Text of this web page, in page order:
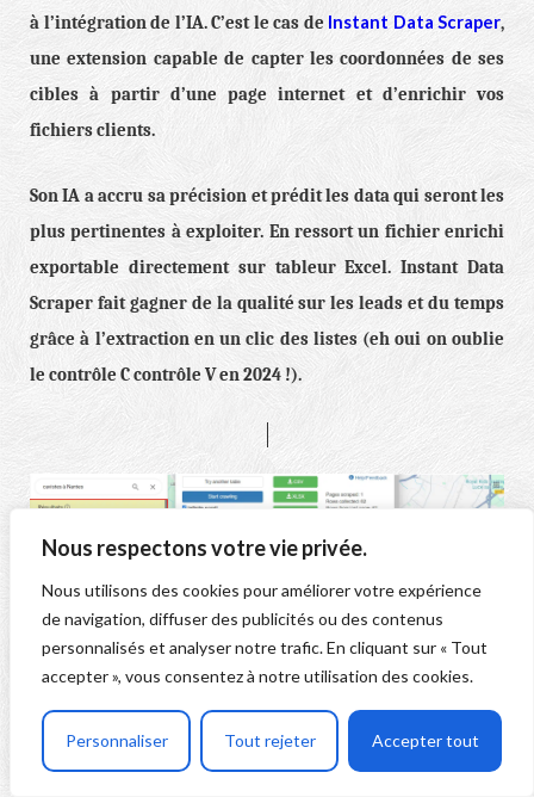
Nous respectons votre vie privée.
Nous utilisons des cookies pour améliorer votre expérience
de navigation, diffuser des publicités ou des contenus
personnalisés et analyser notre trafic. En cliquant sur « Tout
accepter », vous consentez à notre utilisation des cookies.
Personnaliser Tout rejeter Accepter tout
à l’intégration de l’IA. C’est le cas de Instant Data Scraper,
une extension capable de capter les coordonnées de ses
cibles à partir d’une page internet et d’enrichir vos
fichiers clients.
Son IA a accru sa précision et prédit les data qui seront les
plus pertinentes à exploiter. En ressort un fichier enrichi
exportable directement sur tableur Excel. Instant Data
Scraper fait gagner de la qualité sur les leads et du temps
grâce à l’extraction en un clic des listes (eh oui on oublie
le contrôle C contrôle V en 2024 !).